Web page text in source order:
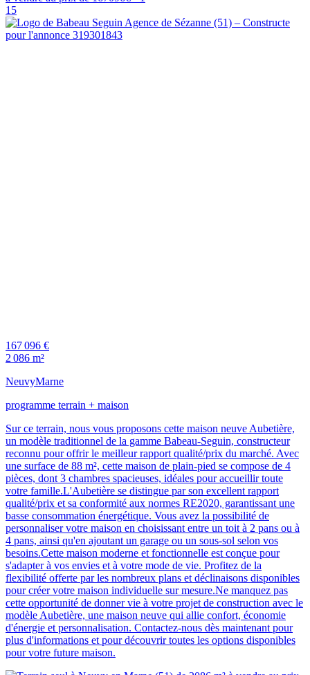
15
167 096 €
2 086 m²
NeuvyMarne
programme terrain + maison
Sur ce terrain, nous vous proposons cette maison neuve Aubetière,
un modèle traditionnel de la gamme Babeau-Seguin, constructeur
reconnu pour offrir le meilleur rapport qualité/prix du marché. Avec
une surface de 88 m², cette maison de plain-pied se compose de 4
pièces, dont 3 chambres spacieuses, idéales pour accueillir toute
votre famille.L'Aubetière se distingue par son excellent rapport
qualité/prix et sa conformité aux normes RE2020, garantissant une
basse consommation énergétique. Vous avez la possibilité de
personnaliser votre maison en choisissant entre un toit à 2 pans ou à
4 pans, ainsi qu'en ajoutant un garage ou un sous-sol selon vos
besoins.Cette maison moderne et fonctionnelle est conçue pour
s'adapter à vos envies et à votre mode de vie. Profitez de la
flexibilité offerte par les nombreux plans et déclinaisons disponibles
pour créer votre maison individuelle sur mesure.Ne manquez pas
cette opportunité de donner vie à votre projet de construction avec le
modèle Aubetière, une maison neuve qui allie confort, économie
d'énergie et personnalisation. Contactez-nous dès maintenant pour
plus d'informations et pour découvrir toutes les options disponibles
pour votre future maison.